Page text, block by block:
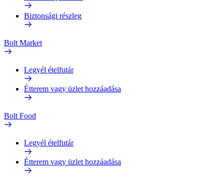
Biztonsági részleg
Bolt Market
Legyél ételfutár
Étterem vagy üzlet hozzáadása
Bolt Food
Legyél ételfutár
Étterem vagy üzlet hozzáadása